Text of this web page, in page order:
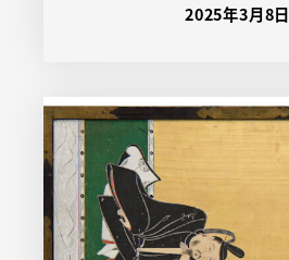
2025年3月8日